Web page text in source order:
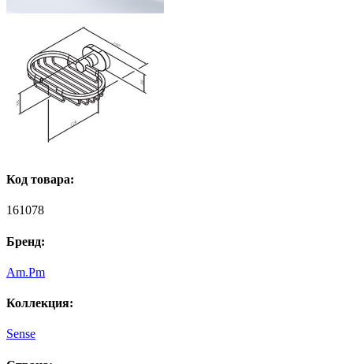
Код товара:
161078
Бренд:
Am.Pm
Коллекция:
Sense